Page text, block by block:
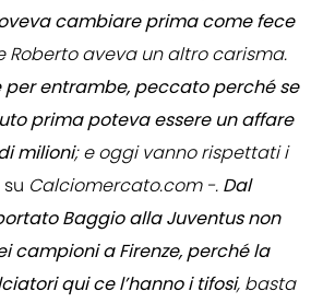
cambiare prima come fece
Roberto aveva un altro carisma.
per entrambe, peccato perché se
prima poteva essere un affare
milioni; e oggi vanno rispettati i
Calciomercato.com -. Dal
Baggio alla Juventus non
campioni a Firenze, perché la
qui ce l’hanno i tifosi, basta